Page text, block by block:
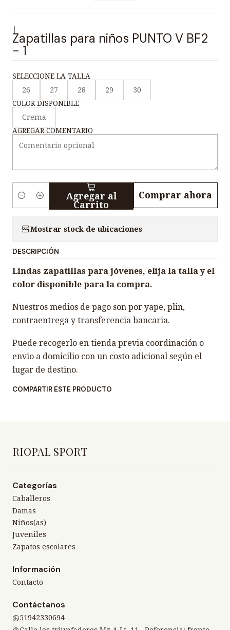
Zapatillas para niños PUNTO V BF2
- 1
SELECCIONE LA TALLA
26
27 28 29
30
COLOR DISPONIBLE
Crema
AGREGAR COMENTARIO
i
d
a
Agregar al
Carrito
Comprar ahora
Mostrar stock de ubicaciones
DESCRIPCIÓN
Lindas zapatillas para jóvenes, elija la talla y el
color disponible para la compra.
Nuestros medios de pago son por yape, plin,
contraentrega y transferencia bancaria.
Puede recogerlo en tienda previa coordinación o
envio a domicilio con un costo adicional según el
lugar de destino.
COMPARTIR ESTE PRODUCTO
RIOPAL SPORT
Categorías
Caballeros
Damas
Niños(as)
Juveniles
Zapatos escolares
Información
Contacto
Contáctanos
51942330694